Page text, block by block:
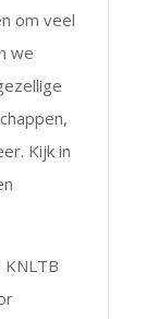
om veel
we
Kijk in